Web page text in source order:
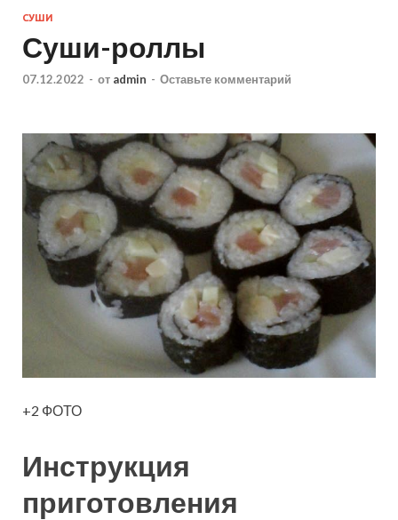
СУШИ
Суши-роллы
07.12.2022 - от admin - Оставьте комментарий
+2 ФОТО
Инструкция
приготовления